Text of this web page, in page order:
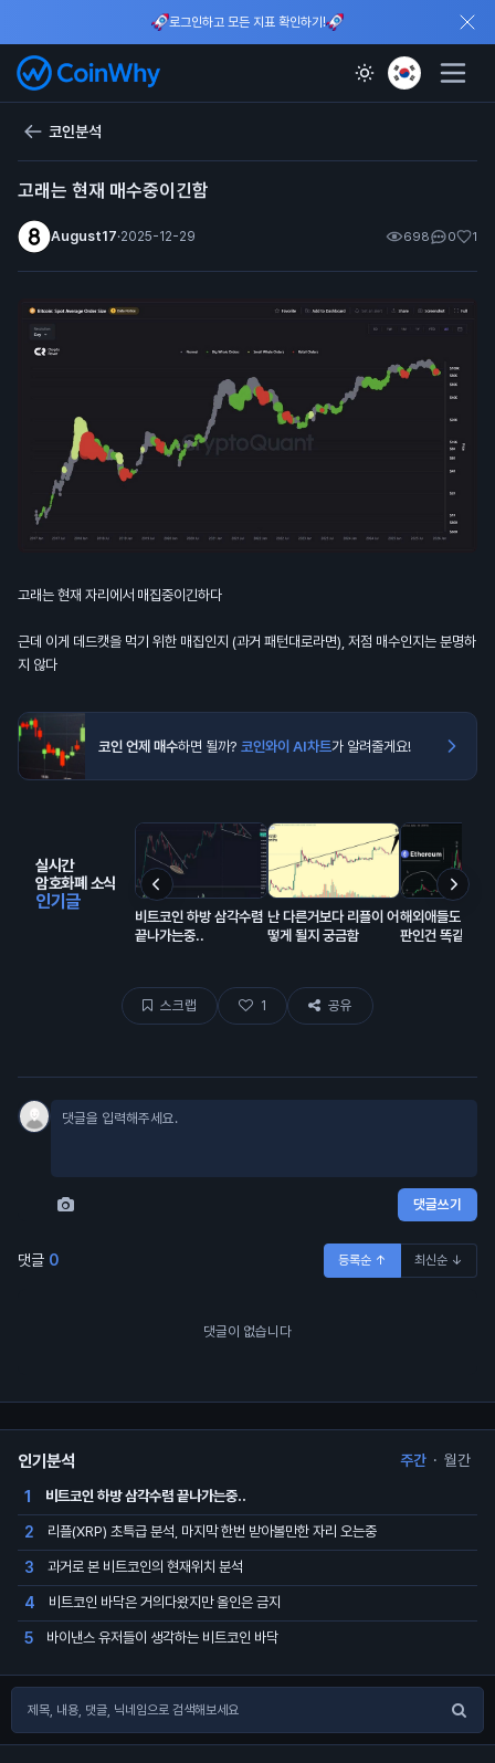
로그인하고 모든 지표 확인하기!
코인분석
고래는 현재 매수중이긴함
August17·2025-12-29 698 0 1
고래는 현재 자리에서 매집중이긴하다
근데 이게 데드캣을 먹기 위한 매집인지 (과거 패턴대로라면), 저점 매수인지는 분명하
지 않다
코인 언제 매수하면 될까? 코인와이 AI차트가 알려줄게요!
실시간
암호화폐 소식
인기글
비트코인 하방 삼각수렴
끝나가는중..
난 다른거보다 리플이 어
떻게 될지 궁금함
해외애들도 코인
판인건 똑같음
스크랩 1 공유
댓글쓰기
댓글 0 등록순 ↑ 최신순 ↓
댓글이 없습니다
인기분석 주간 · 월간
1 비트코인 하방 삼각수렴 끝나가는중..
2 리플(XRP) 초특급 분석, 마지막 한번 받아볼만한 자리 오는중
3 과거로 본 비트코인의 현재위치 분석
4 비트코인 바닥은 거의다왔지만 올인은 금지
5 바이낸스 유저들이 생각하는 비트코인 바닥